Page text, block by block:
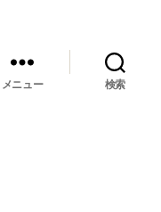
メニュー 検索